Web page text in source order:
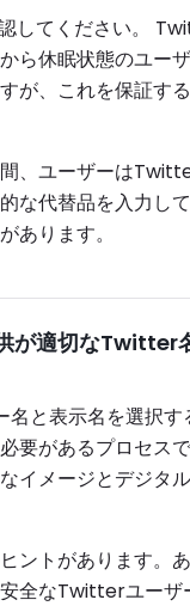
してください。
ら休眠状態のユー
が、これを保証す
、ユーザーは
な代替品を入力し
あります。
が適切なTwitter
と表示名を選択す
要があるプロセス
イメージとデジタ
ントがあります。
全なTwitterユーザ